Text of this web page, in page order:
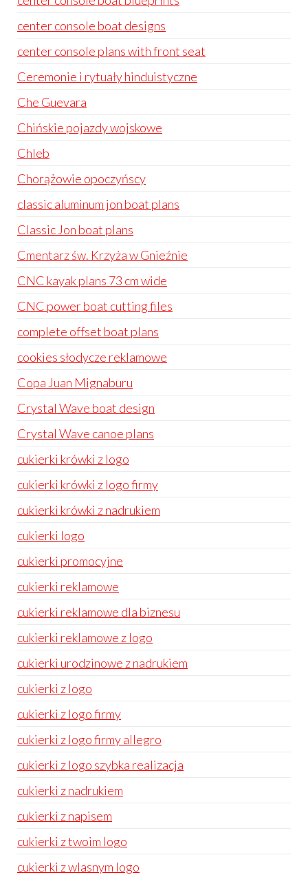
center console boat designs
center console plans with front seat
Ceremonie i rytuały hinduistyczne
Che Guevara
Chińskie pojazdy wojskowe
Chleb
Chorążowie opoczyńscy
classic aluminum jon boat plans
Classic Jon boat plans
Cmentarz św. Krzyża w Gnieźnie
CNC kayak plans 73 cm wide
CNC power boat cutting files
complete offset boat plans
cookies słodycze reklamowe
Copa Juan Mignaburu
Crystal Wave boat design
Crystal Wave canoe plans
cukierki krówki z logo
cukierki krówki z logo firmy
cukierki krówki z nadrukiem
cukierki logo
cukierki promocyjne
cukierki reklamowe
cukierki reklamowe dla biznesu
cukierki reklamowe z logo
cukierki urodzinowe z nadrukiem
cukierki z logo
cukierki z logo firmy
cukierki z logo firmy allegro
cukierki z logo szybka realizacja
cukierki z nadrukiem
cukierki z napisem
cukierki z twoim logo
cukierki z wlasnym logo